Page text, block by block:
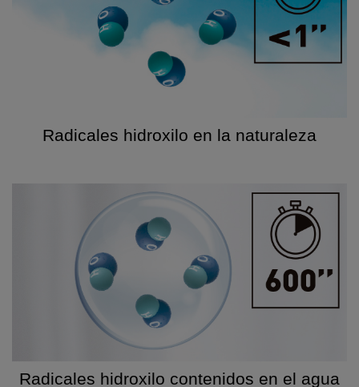
Radicales hidroxilo en la naturaleza
Radicales hidroxilo contenidos en el agua